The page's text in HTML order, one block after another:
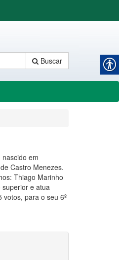
Buscar
em
Castro Menezes.
Thiago Marinho
superior e atua
para o seu 6º